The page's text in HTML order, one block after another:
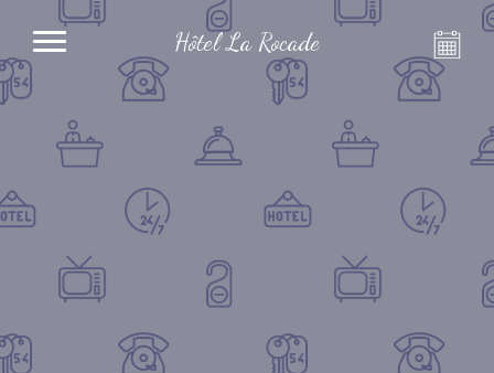
Hôtel La Rocade